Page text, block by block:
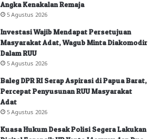
Angka Kenakalan Remaja
5 Agustus 2026
Investasi Wajib Mendapat Persetujuan
Masyarakat Adat, Wagub Minta Diakomodir
Dalam RUU
5 Agustus 2026
Baleg DPR RI Serap Aspirasi di Papua Barat,
Percepat Penyusunan RUU Masyarakat
Adat
5 Agustus 2026
Kuasa Hukum Desak Polisi Segera Lakukan